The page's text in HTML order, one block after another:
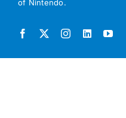
of Nintendo.